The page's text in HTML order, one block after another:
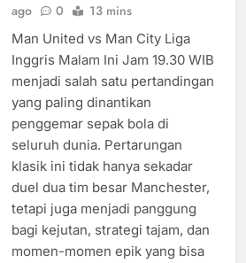
ago
0 13 mins
Man United vs Man City Liga
Inggris Malam Ini Jam 19.30 WIB
menjadi salah satu pertandingan
yang paling dinantikan
penggemar sepak bola di
seluruh dunia. Pertarungan
klasik ini tidak hanya sekadar
duel dua tim besar Manchester,
tetapi juga menjadi panggung
bagi kejutan, strategi tajam, dan
momen-momen epik yang bisa